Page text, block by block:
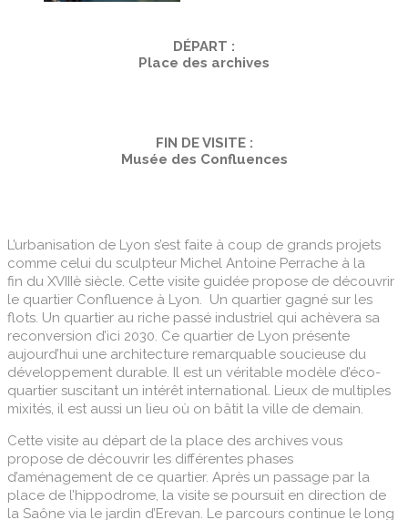
DÉPART :
Place des archives
FIN DE VISITE :
Musée des Confluences
L’urbanisation de Lyon s’est faite à coup de grands projets
comme celui du sculpteur Michel Antoine Perrache à la
fin du XVIIIè siècle. Cette visite guidée propose de découvrir
le quartier Confluence à Lyon. Un quartier gagné sur les
flots. Un quartier au riche passé industriel qui achèvera sa
reconversion d’ici 2030. Ce quartier de Lyon présente
aujourd’hui une architecture remarquable soucieuse du
développement durable. Il est un véritable modèle d’éco-
quartier suscitant un intérêt international. Lieux de multiples
mixités, il est aussi un lieu où on bâtit la ville de demain.
Cette visite au départ de la place des archives vous
propose de découvrir les différentes phases
d’aménagement de ce quartier. Après un passage par la
place de l’hippodrome, la visite se poursuit en direction de
la Saône via le jardin d’Erevan. Le parcours continue le long